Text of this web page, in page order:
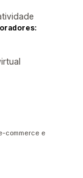
commerce e